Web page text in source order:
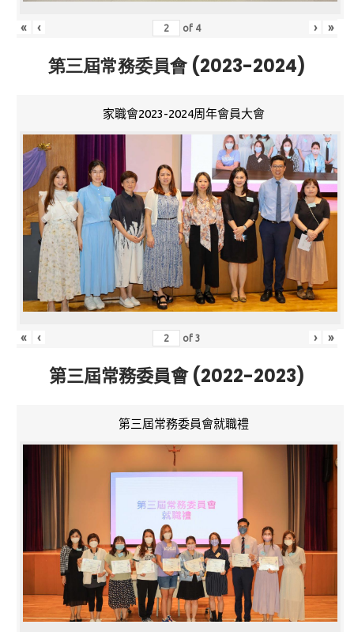
« ‹ of 4 › »
第三屆常務委員會 (2023-2024)
家職會2023-2024周年會員大會
« ‹ of3 › »
第三屆常務委員會 (2022-2023)
第三屆常務委員會就職禮